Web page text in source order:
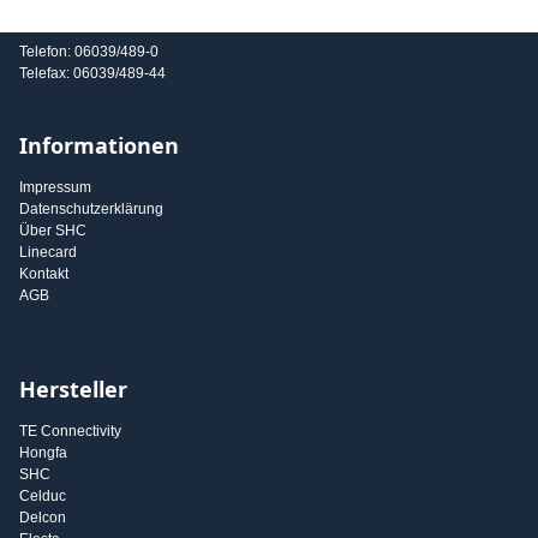
Telefon: 06039/489-0
Telefax: 06039/489-44
Informationen
Impressum
Datenschutzerklärung
Über SHC
Linecard
Kontakt
AGB
Hersteller
TE Connectivity
Hongfa
SHC
Celduc
Delcon